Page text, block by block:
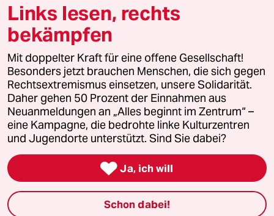
© 2026 taz Verlags und Vertriebs GmbH
Alle Rechte vorbehalten. Bei rechtlichen Fragen oder für Genehmigungen
wenden Sie sich bitte an
lizenzen@taz.de
Feedback Redaktionsstatut Kommune-Richtlinien
Leitlinie Informant Datenschutz Impressum AGB
Seitenwende Einwilligungen widerrufen (Ads)
Links lesen, rechts
bekämpfen
Mit doppelter Kraft für eine offene Gesellschaft!
Besonders jetzt brauchen Menschen, die sich gegen
Rechtsextremismus einsetzen, unsere Solidarität.
Daher gehen 50 Prozent der Einnahmen aus
Neuanmeldungen an „Alles beginnt im Zentrum“ –
eine Kampagne, die bedrohte linke Kulturzentren
und Jugendorte unterstützt. Sind Sie dabei?
 Ja, ich will
Schon dabei!